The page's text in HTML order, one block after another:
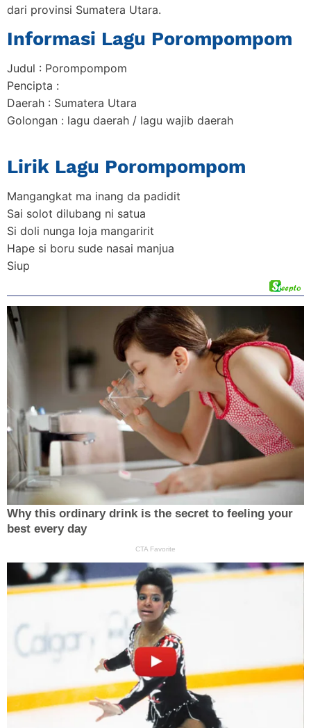
dari provinsi Sumatera Utara.
Informasi Lagu Porompompom
Judul : Porompompom
Pencipta :
Daerah : Sumatera Utara
Golongan : lagu daerah / lagu wajib daerah
Lirik Lagu Porompompom
Mangangkat ma inang da padidit
Sai solot dilubang ni satua
Si doli nunga loja mangaririt
Hape si boru sude nasai manjua
Siup